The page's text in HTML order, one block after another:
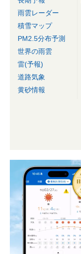
雨雲レーダー
積雪マップ
PM2.5分布予測
世界の雨雲
雷(予報)
道路気象
黄砂情報